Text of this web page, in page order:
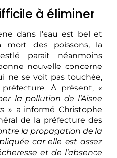
à éliminer
dans l’eau est bel et
des poissons, la
parait néanmoins
nouvelle concerne
ne se voit pas touchée,
À présent, «
la pollution de l’Aisne
» a informé Christophe
de la préfecture des
la propagation de la
car elle est assez
et de l’absence